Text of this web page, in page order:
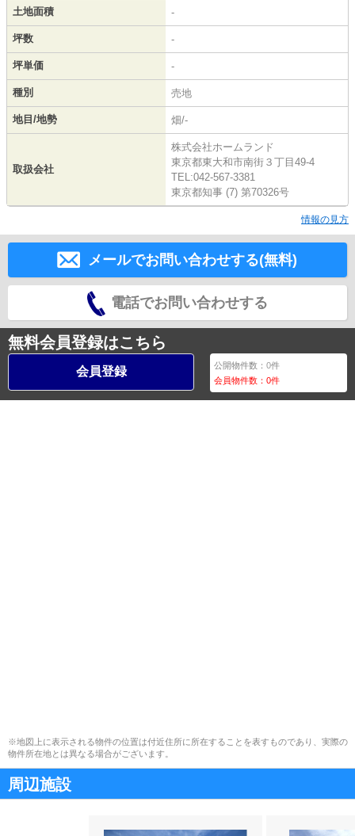
土地面積 -
坪数 -
坪単価 -
種別 売地
地目/地勢 畑/-
取扱会社
株式会社ホームランド
東京都東大和市南街３丁目49-4
TEL:042-567-3381
東京都知事 (7) 第70326号
情報の見方
メールでお問い合わせする(無料)
電話でお問い合わせする
無料会員登録はこちら
会員登録 公開物件数：0件
会員物件数：0件
※地図上に表示される物件の位置は付近住所に所在することを表すものであり、実際の
物件所在地とは異なる場合がございます。
周辺施設